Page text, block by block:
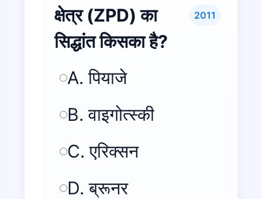
क्षेत्र (ZPD) का
सिद्धांत किसका है?
2011
A. पियाजे
B. वाइगोत्स्की
C. एरिक्सन
D. ब्रूनर